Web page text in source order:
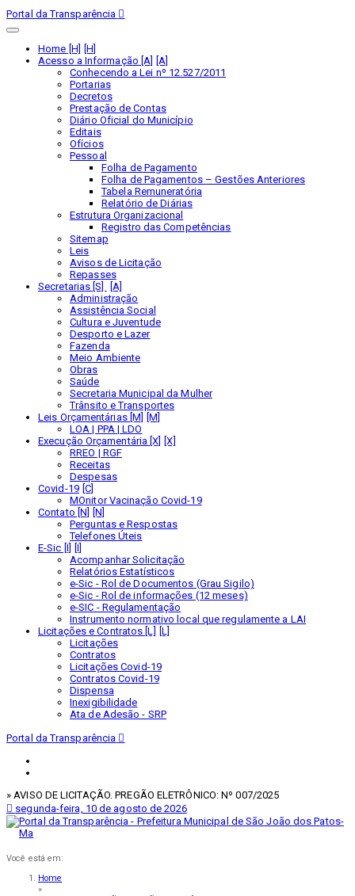
Portal da Transparência
Home [H]
Acesso a Informação [A]
Conhecendo a Lei nº 12.527/2011
Portarias
Decretos
Prestação de Contas
Diário Oficial do Município
Editais
Ofícios
Pessoal
Folha de Pagamento
Folha de Pagamentos – Gestões Anteriores
Tabela Remuneratória
Relatório de Diárias
Estrutura Organizacional
Registro das Competências
Sitemap
Leis
Avisos de Licitação
Repasses
Secretarias [S]
Administração
Assistência Social
Cultura e Juventude
Desporto e Lazer
Fazenda
Meio Ambiente
Obras
Saúde
Secretaria Municipal da Mulher
Trânsito e Transportes
Leis Orçamentárias [M]
LOA | PPA | LDO
Execução Orçamentária [X]
RREO | RGF
Receitas
Despesas
Covid-19
MOnitor Vacinação Covid-19
Contato [N]
Perguntas e Respostas
Telefones Úteis
E-Sic [I]
Acompanhar Solicitação
Relatórios Estatísticos
e-Sic - Rol de Documentos (Grau Sigilo)
e-Sic - Rol de informações (12 meses)
e-SIC - Regulamentação
Instrumento normativo local que regulamente a LAI
Licitações e Contratos [L]
Licitações
Contratos
Licitações Covid-19
Contratos Covid-19
Dispensa
Inexigibilidade
Ata de Adesão - SRP
Portal da Transparência
» AVISO DE LICITAÇÃO. PREGÃO ELETRÔNICO: Nº 007/2025
segunda-feira, 10 de agosto de 2026
Você está em:
Home
»